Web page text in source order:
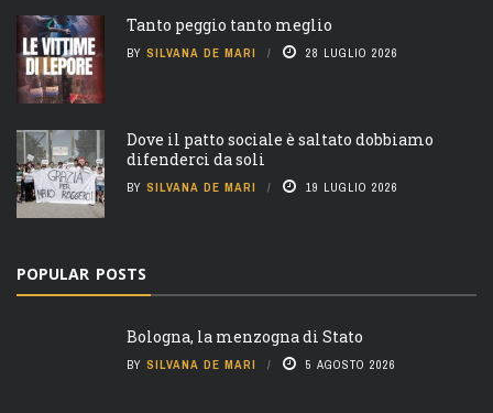
Tanto peggio tanto meglio
BY SILVANA DE MARI 28 LUGLIO 2026
Dove il patto sociale è saltato dobbiamo
difenderci da soli
BY SILVANA DE MARI 19 LUGLIO 2026
POPULAR POSTS
Bologna, la menzogna di Stato
BY SILVANA DE MARI 5 AGOSTO 2026